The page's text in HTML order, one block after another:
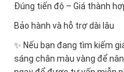
Đúng tiến độ – Giá thành
Bảo hành và hỗ trợ dài lâu
✨ Nếu bạn đang tìm kiếm
sáng chân màu vàng để